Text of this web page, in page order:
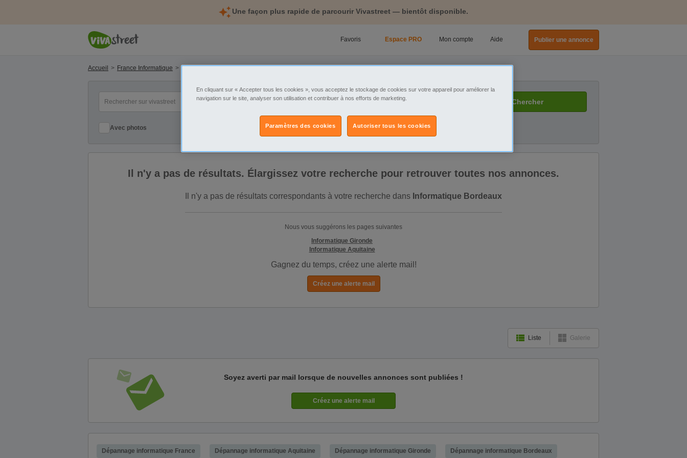
Une façon plus rapide de parcourir Vivastreet — bientôt disponible.
Favoris Espace PRO Mon compte Aide Publier une annonce
Accueil France Informatique Aquitaine Informatique Gironde Informatique Bordeaux Informatique Formation Informatique Bordeaux
Catégorie Sélectionnez la localisation
Chercher
Avec photos
Il n'y a pas de résultats. Élargissez votre recherche pour retrouver toutes nos annonces.
Il n'y a pas de résultats correspondants à votre recherche dans Informatique Bordeaux
Nous vous suggérons les pages suivantes
Informatique Gironde
Informatique Aquitaine
Gagnez du temps, créez une alerte mail!
Liste Galerie
Soyez averti par mail lorsque de nouvelles annonces sont publiées !
Dépannage informatique France Dépannage informatique Aquitaine Dépannage informatique Gironde Dépannage informatique Bordeaux
En cliquant sur « Accepter tous les cookies », vous acceptez le stockage de cookies sur votre appareil pour améliorer la
navigation sur le site, analyser son utilisation et contribuer à nos efforts de marketing.
Autoriser tous les cookies
Paramètres des cookies